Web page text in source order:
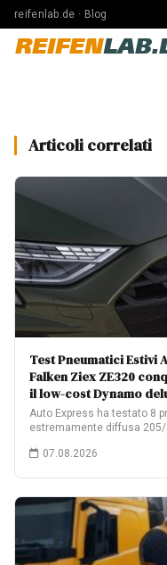
reifenlab.de · Blog
REIFEN
Articoli correlati
Test Pneumatici Estivi
Falken Ziex ZE320
il low-cost Dynamo
Auto Express ha testato 8
estremamente diffusa
07.08.2026